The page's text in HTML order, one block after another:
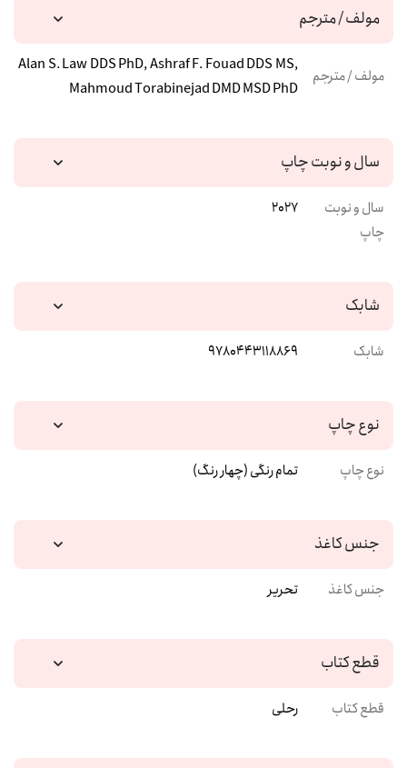
مولف / مترجم
مولف / مترجم
Alan S. Law DDS PhD, Ashraf F. Fouad DDS MS,
Mahmoud Torabinejad DMD MSD PhD
سال و نوبت چاپ
سال و نوبت
چاپ
2027
شابک
شابک 9780443118869
نوع چاپ
نوع چاپ تمام رنگی (چهار رنگ)
جنس کاغذ
جنس کاغذ تحریر
قطع کتاب
قطع کتاب رحلی